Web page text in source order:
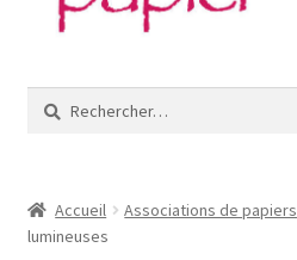
navigation
A propos
Rechercher :
Accueil Associations de papiers
lumineuses